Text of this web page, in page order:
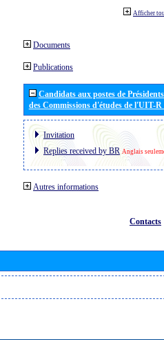
Afficher
Documents
Publications
Candidats aux postes de
des Commissions d'études de l'UIT-
Invitation
Replies received by BR Anglais
Autres informations
Contacts